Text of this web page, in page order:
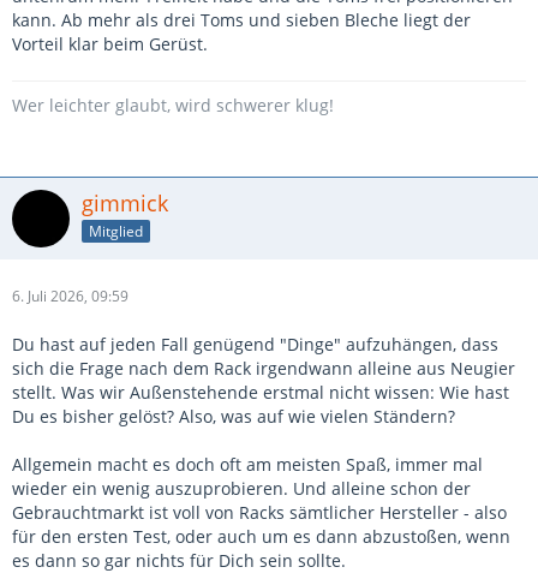
kann. Ab mehr als drei Toms und sieben Bleche liegt der
Vorteil klar beim Gerüst.
Wer leichter glaubt, wird schwerer klug!
gimmick
Mitglied
6. Juli 2026, 09:59
Du hast auf jeden Fall genügend "Dinge" aufzuhängen, dass
sich die Frage nach dem Rack irgendwann alleine aus Neugier
stellt. Was wir Außenstehende erstmal nicht wissen: Wie hast
Du es bisher gelöst? Also, was auf wie vielen Ständern?
Allgemein macht es doch oft am meisten Spaß, immer mal
wieder ein wenig auszuprobieren. Und alleine schon der
Gebrauchtmarkt ist voll von Racks sämtlicher Hersteller - also
für den ersten Test, oder auch um es dann abzustoßen, wenn
es dann so gar nichts für Dich sein sollte.